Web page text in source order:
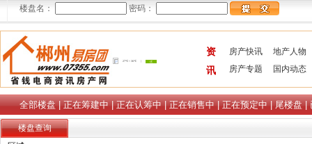
楼盘名： 密码：
资
讯
房产快讯
地产人物
房产专题
国内动态
全部楼盘|正在筹建中|正在认筹中|正在销售中|正在预定中|尾楼盘|
楼盘查询